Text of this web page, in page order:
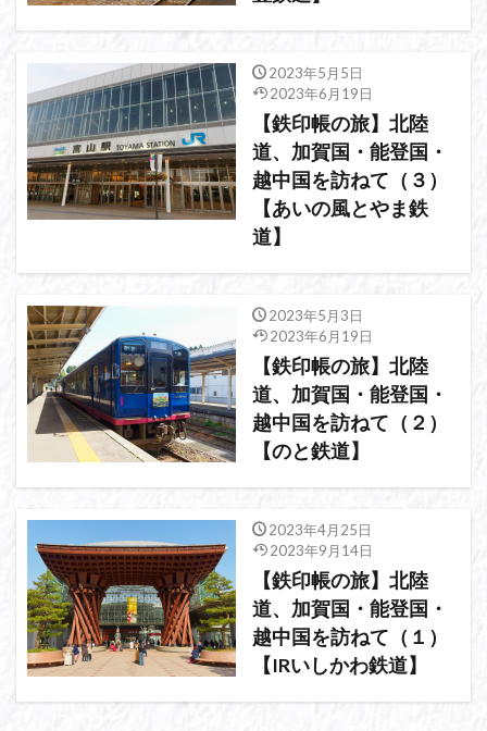
2023年5月5日
2023年6月19日
【鉄印帳の旅】北陸
道、加賀国・能登国・
越中国を訪ねて（３）
【あいの風とやま鉄
道】
2023年5月3日
2023年6月19日
【鉄印帳の旅】北陸
道、加賀国・能登国・
越中国を訪ねて（２）
【のと鉄道】
2023年4月25日
2023年9月14日
【鉄印帳の旅】北陸
道、加賀国・能登国・
越中国を訪ねて（１）
【IRいしかわ鉄道】